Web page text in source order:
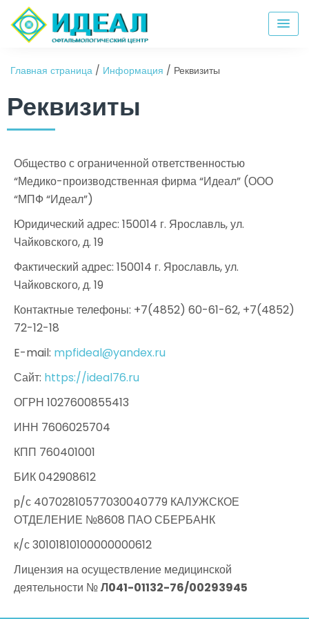
Главная страница / Информация / Реквизиты
Реквизиты
Общество с ограниченной ответственностью
“Медико-производственная фирма “Идеал” (ООО
“МПФ “Идеал”)
Юридический адрес: 150014 г. Ярославль, ул.
Чайковского, д. 19
Фактический адрес: 150014 г. Ярославль, ул.
Чайковского, д. 19
Контактные телефоны: +7(4852) 60-61-62, +7(4852)
72-12-18
E-mail: mpfideal@yandex.ru
Сайт: https://ideal76.ru
ОГРН 1027600855413
ИНН 7606025704
КПП 760401001
БИК 042908612
р/с 40702810577030040779 КАЛУЖСКОЕ
ОТДЕЛЕНИЕ №8608 ПАО СБЕРБАНК
к/с 30101810100000000612
Лицензия на осуществление медицинской
деятельности №Л041-01132-76/00293945